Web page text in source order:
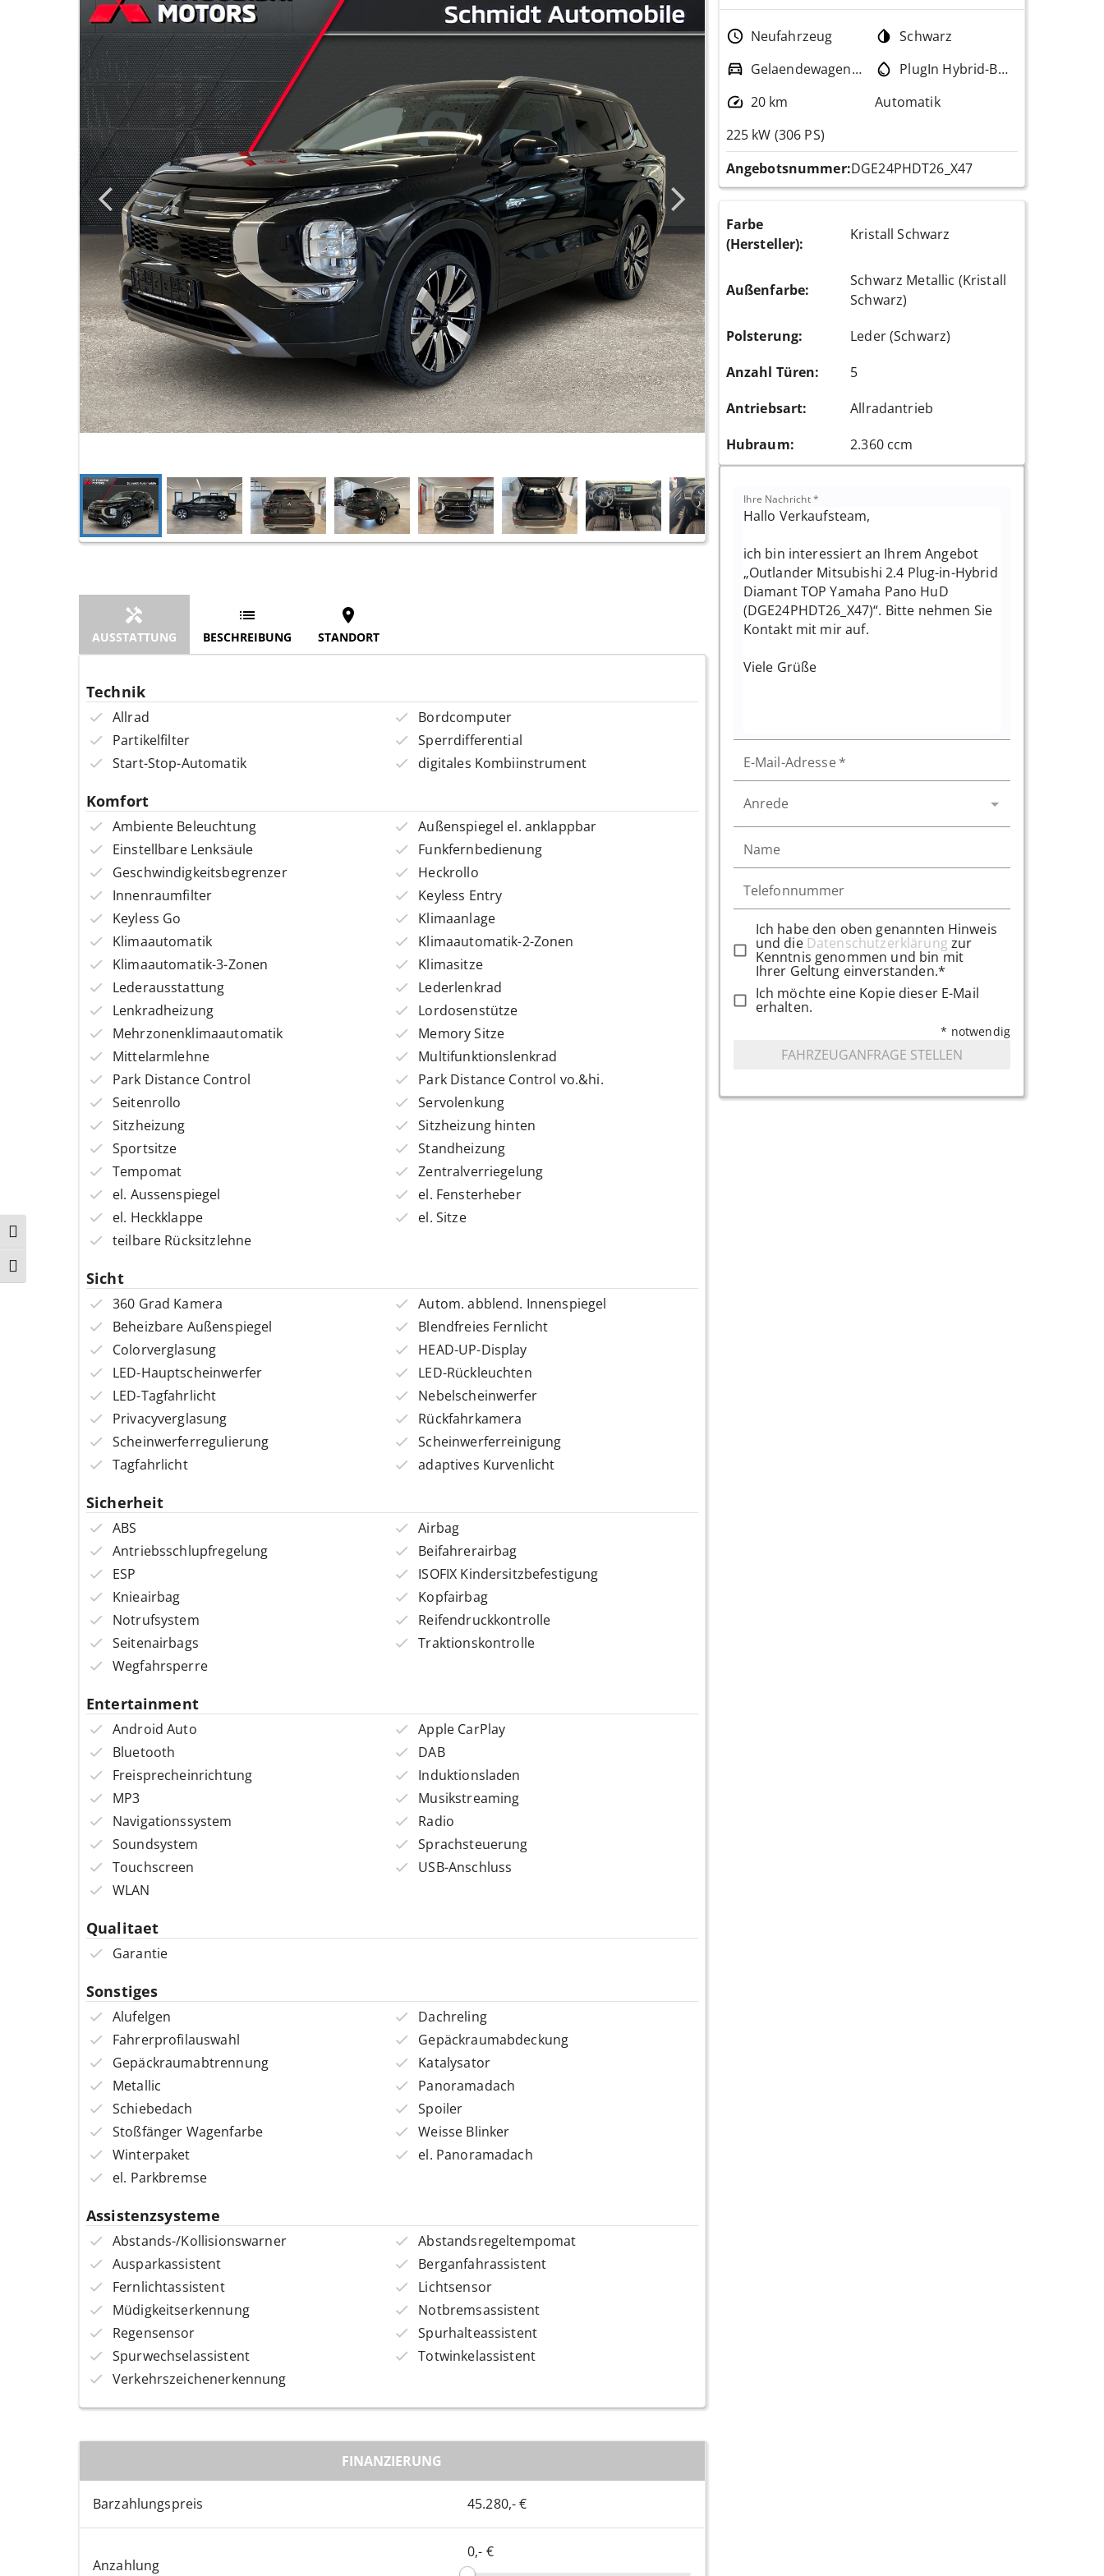
Umschalten auf hohe Kontraste
Schrift vergrößern
AUSSTATTUNG BESCHREIBUNG STANDORT
Technik
Allrad
Bordcomputer
Partikelfilter
Sperrdifferential
Start-Stop-Automatik
digitales Kombiinstrument
Komfort
Ambiente Beleuchtung
Außenspiegel el. anklappbar
Einstellbare Lenksäule
Funkfernbedienung
Geschwindigkeitsbegrenzer
Heckrollo
Innenraumfilter
Keyless Entry
Keyless Go
Klimaanlage
Klimaautomatik
Klimaautomatik-2-Zonen
Klimaautomatik-3-Zonen
Klimasitze
Lederausstattung
Lederlenkrad
Lenkradheizung
Lordosenstütze
Mehrzonenklimaautomatik
Memory Sitze
Mittelarmlehne
Multifunktionslenkrad
Park Distance Control
Park Distance Control vo.&hi.
Seitenrollo
Servolenkung
Sitzheizung
Sitzheizung hinten
Sportsitze
Standheizung
Tempomat
Zentralverriegelung
el. Aussenspiegel
el. Fensterheber
el. Heckklappe
el. Sitze
teilbare Rücksitzlehne
Sicht
360 Grad Kamera
Autom. abblend. Innenspiegel
Beheizbare Außenspiegel
Blendfreies Fernlicht
Colorverglasung
HEAD-UP-Display
LED-Hauptscheinwerfer
LED-Rückleuchten
LED-Tagfahrlicht
Nebelscheinwerfer
Privacyverglasung
Rückfahrkamera
Scheinwerferregulierung
Scheinwerferreinigung
Tagfahrlicht
adaptives Kurvenlicht
Sicherheit
ABS
Airbag
Antriebsschlupfregelung
Beifahrerairbag
ESP
ISOFIX Kindersitzbefestigung
Knieairbag
Kopfairbag
Notrufsystem
Reifendruckkontrolle
Seitenairbags
Traktionskontrolle
Wegfahrsperre
Entertainment
Android Auto
Apple CarPlay
Bluetooth
DAB
Freisprecheinrichtung
Induktionsladen
MP3
Musikstreaming
Navigationssystem
Radio
Soundsystem
Sprachsteuerung
Touchscreen
USB-Anschluss
WLAN
Qualitaet
Garantie
Sonstiges
Alufelgen
Dachreling
Fahrerprofilauswahl
Gepäckraumabdeckung
Gepäckraumabtrennung
Katalysator
Metallic
Panoramadach
Schiebedach
Spoiler
Stoßfänger Wagenfarbe
Weisse Blinker
Winterpaket
el. Panoramadach
el. Parkbremse
Assistenzsysteme
Abstands-/Kollisionswarner
Abstandsregeltempomat
Ausparkassistent
Berganfahrassistent
Fernlichtassistent
Lichtsensor
Müdigkeitserkennung
Notbremsassistent
Regensensor
Spurhalteassistent
Spurwechselassistent
Totwinkelassistent
Verkehrszeichenerkennung
FINANZIERUNG
Barzahlungspreis 45.280,- €
Anzahlung
0,- €
Neufahrzeug
Schwarz
Gelaendewagen / Pickup
PlugIn Hybrid-Benzin
20 km
Automatik
225 kW (306 PS)
Angebotsnummer:DGE24PHDT26_X47
Farbe
(Hersteller):
Kristall Schwarz
Außenfarbe:
Schwarz Metallic (Kristall
Schwarz)
Polsterung:
Leder (Schwarz)
Anzahl Türen:
5
Antriebsart:
Allradantrieb
Hubraum: 2.360 ccm
Ihre Nachricht*
E-Mail-Adresse *
Anrede
Name
Telefonnummer
Ich habe den oben genannten Hinweis
und die Datenschutzerklärung zur
Kenntnis genommen und bin mit
Ihrer Geltung einverstanden.*
Ich möchte eine Kopie dieser E-Mail
erhalten.
* notwendig
FAHRZEUGANFRAGE STELLEN